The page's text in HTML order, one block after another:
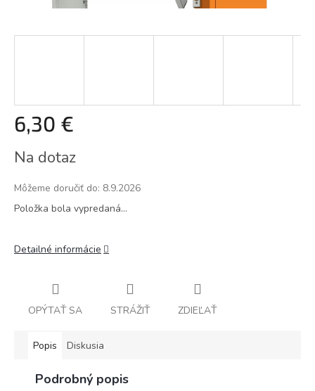
6,30 €
cena:
Na dotaz
Môžeme doručiť do: 8.9.2026
Položka bola vypredaná…
Detailné informácie
OPÝTAŤ SA STRÁŽIŤ ZDIEĽAŤ
Popis Diskusia
Podrobný popis